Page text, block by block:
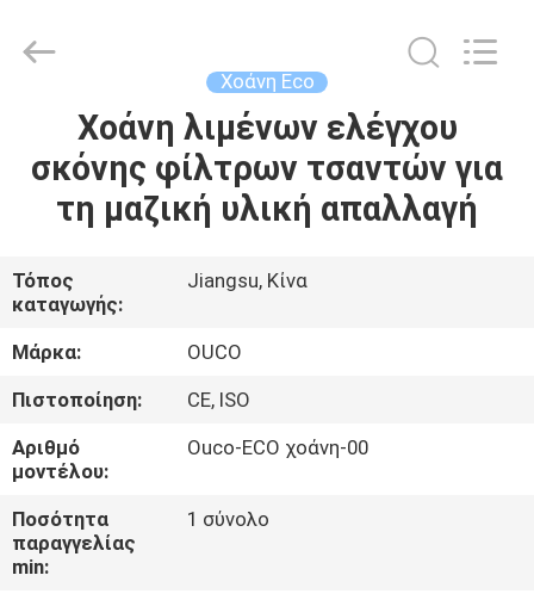
ΣΠΊΤΙ
ΠΡΟΪΌΝΤΑ
ΒΊΝΤΕΟ
ΕΜΦΆΝΙΣΗ
VR
ΣΧΕΤΙΚΆ
ΜΕ
ΕΜΆΣ
GROUP
Χοάνη Eco
Χοάνη λιμένων ελέγχου
σκόνης φίλτρων τσαντών για
τη μαζική υλική απαλλαγή
Τόπος
καταγωγής:
Jiangsu, Κίνα
Μάρκα:
OUCO
Πιστοποίηση:
CE, ISO
Αριθμό
μοντέλου:
Ouco-ECO χοάνη-00
Ποσότητα
παραγγελίας
min:
1 σύνολο